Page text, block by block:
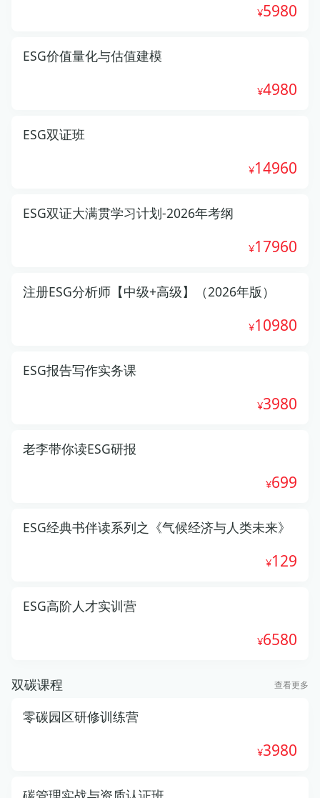
5980
ESG价值量化与估值建模
4980
ESG双证班
14960
ESG双证大满贯学习计划-2026年考纲
17960
注册ESG分析师【中级+高级】（2026年版）
10980
ESG报告写作实务课
3980
老李带你读ESG研报
699
ESG经典书伴读系列之《气候经济与人类未来》
129
ESG高阶人才实训营
6580
双碳课程 查看更多
零碳园区研修训练营
3980